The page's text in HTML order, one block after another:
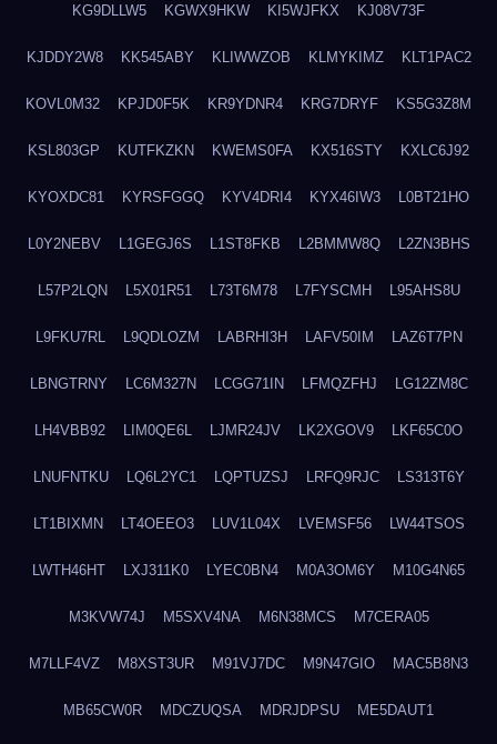
KG9DLLW5 KGWX9HKW KI5WJFKX KJ08V73F
KJDDY2W8 KK545ABY KLIWWZOB KLMYKIMZ KLT1PAC2
KOVL0M32 KPJD0F5K KR9YDNR4 KRG7DRYF KS5G3Z8M
KSL803GP KUTFKZKN KWEMS0FA KX516STY KXLC6J92
KYOXDC81 KYRSFGGQ KYV4DRI4 KYX46IW3 L0BT21HO
L0Y2NEBV L1GEGJ6S L1ST8FKB L2BMMW8Q L2ZN3BHS
L57P2LQN L5X01R51 L73T6M78 L7FYSCMH L95AHS8U
L9FKU7RL L9QDLOZM LABRHI3H LAFV50IM LAZ6T7PN
LBNGTRNY LC6M327N LCGG71IN LFMQZFHJ LG12ZM8C
LH4VBB92 LIM0QE6L LJMR24JV LK2XGOV9 LKF65C0O
LNUFNTKU LQ6L2YC1 LQPTUZSJ LRFQ9RJC LS313T6Y
LT1BIXMN LT4OEEO3 LUV1L04X LVEMSF56 LW44TSOS
LWTH46HT LXJ311K0 LYEC0BN4 M0A3OM6Y M10G4N65
M3KVW74J M5SXV4NA M6N38MCS M7CERA05
M7LLF4VZ M8XST3UR M91VJ7DC M9N47GIO MAC5B8N3
MB65CW0R MDCZUQSA MDRJDPSU ME5DAUT1